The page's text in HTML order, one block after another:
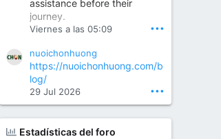
Orthopedic Surgeon in Kondapur | Best Orthopedic Doctor in Kondapur | Dr. M. Ranganath Reddy
Consult Dr. M. Ranganath
Reddy, the best...
www.drranganathreddy.co
m
assistance before their
journey.
Viernes a las 05:09 •••
nuoichonhuong
https://nuoichonhuong.com/b
log/
29 Jul 2026 •••
Estadísticas del foro